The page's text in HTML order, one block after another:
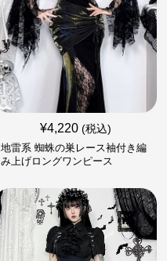
¥4,220 (税込)
地雷系 蜘蛛の巣レース袖付き編
み上げロングワンピース